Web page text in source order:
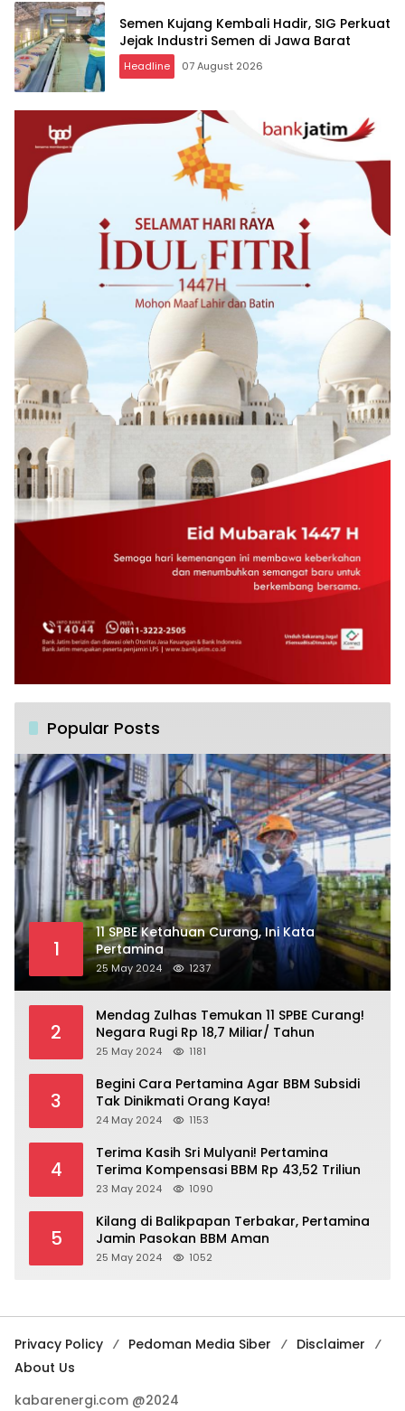
Semen Kujang Kembali Hadir, SIG Perkuat
Jejak Industri Semen di Jawa Barat
Headline 07 August 2026
Popular Posts
1
11 SPBE Ketahuan Curang, Ini Kata
Pertamina
25 May 2024 1237
2
Mendag Zulhas Temukan 11 SPBE Curang!
Negara Rugi Rp 18,7 Miliar/ Tahun
25 May 2024 1181
3
Begini Cara Pertamina Agar BBM Subsidi
Tak Dinikmati Orang Kaya!
24 May 2024 1153
4
Terima Kasih Sri Mulyani! Pertamina
Terima Kompensasi BBM Rp 43,52 Triliun
23 May 2024 1090
5
Kilang di Balikpapan Terbakar, Pertamina
Jamin Pasokan BBM Aman
25 May 2024 1052
Privacy Policy Pedoman Media Siber
Disclaimer
About Us
kabarenergi.com @2024